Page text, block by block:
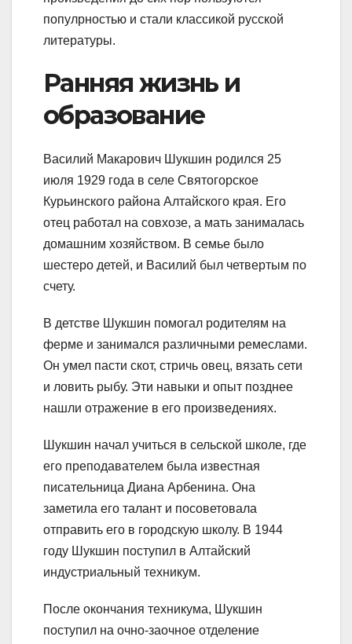
популрностью и стали классикой русской
литературы.
Ранняя жизнь и
образование
Василий Макарович Шукшин родился 25
июля 1929 года в селе Святогорское
Курьинского района Алтайского края. Его
отец работал на совхозе, а мать занималась
домашним хозяйством. В семье было
шестеро детей, и Василий был четвертым по
счету.
В детстве Шукшин помогал родителям на
ферме и занимался различными ремеслами.
Он умел пасти скот, стричь овец, вязать сети
и ловить рыбу. Эти навыки и опыт позднее
нашли отражение в его произведениях.
Шукшин начал учиться в сельской школе, где
его преподавателем была известная
писательница Диана Арбенина. Она
заметила его талант и посоветовала
отправить его в городскую школу. В 1944
году Шукшин поступил в Алтайский
индустриальный техникум.
После окончания техникума, Шукшин
поступил на очно-заочное отделение